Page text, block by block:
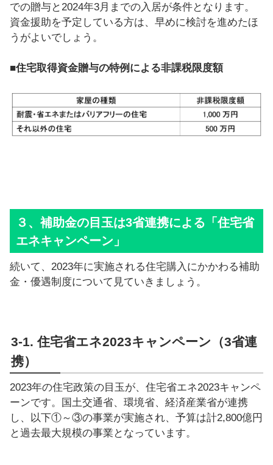
での贈与と2024年3月までの入居が条件となります。
資金援助を予定している方は、早めに検討を進めたほ
うがよいでしょう。
■住宅取得資金贈与の特例による非課税限度額
３、補助金の目玉は3省連携による「住宅省
エネキャンペーン」
続いて、2023年に実施される住宅購入にかかわる補助
金・優遇制度について見ていきましょう。
3-1. 住宅省エネ2023キャンペーン（3省連
携）
2023年の住宅政策の目玉が、住宅省エネ2023キャンペ
ーンです。国土交通省、環境省、経済産業省が連携
し、以下①～③の事業が実施され、予算は計2,800億円
と過去最大規模の事業となっています。